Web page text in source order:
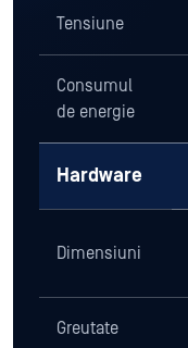
Tensiune
Consumul
de energie
Hardware
Dimensiuni
Greutate